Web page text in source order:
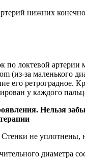
нижних
локтевой
маленького
его
у каждого
Нельзя
не
диаметра